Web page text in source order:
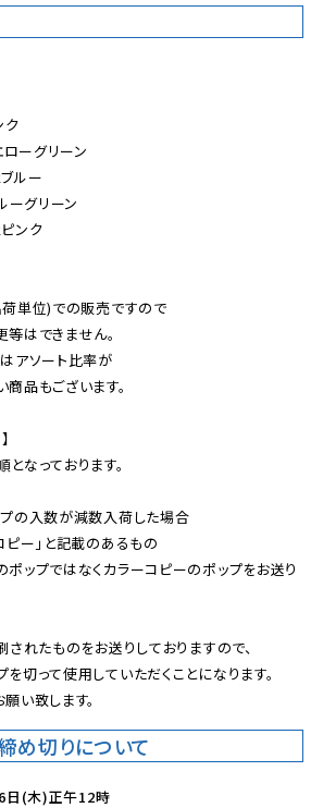
ク
ローグリーン
ルー
ーグリーン
ンク
単位)での販売ですので
はできません。
アソート比率が
品もございます。
なっております。
プの入数が減数入荷した場合
ー」と記載のあるもの
ポップではなくカラーコピーのポップをお送り
されたものをお送りしておりますので、
切って使用していただくことになります。
い致します。
め切りについて
日(木)正午12時